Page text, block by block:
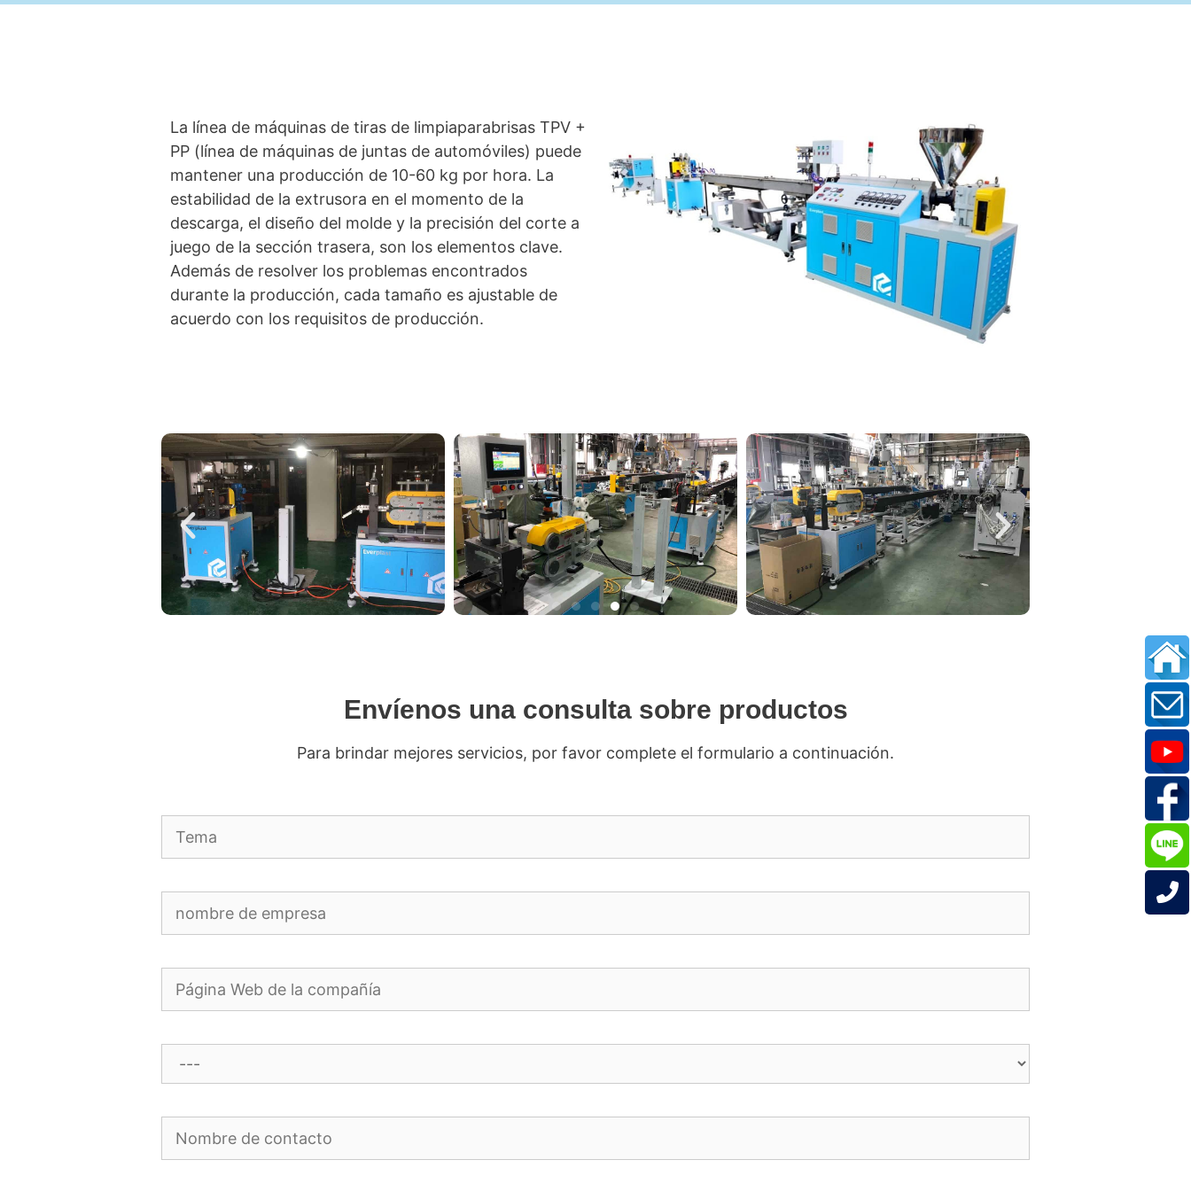
La línea de máquinas de tiras de limpiaparabrisas TPV +
PP (línea de máquinas de juntas de automóviles) puede
mantener una producción de 10-60 kg por hora. La
estabilidad de la extrusora en el momento de la
descarga, el diseño del molde y la precisión del corte a
juego de la sección trasera, son los elementos clave.
Además de resolver los problemas encontrados
durante la producción, cada tamaño es ajustable de
acuerdo con los requisitos de producción.
Envíenos una consulta sobre productos
Para brindar mejores servicios, por favor complete el formulario a continuación.